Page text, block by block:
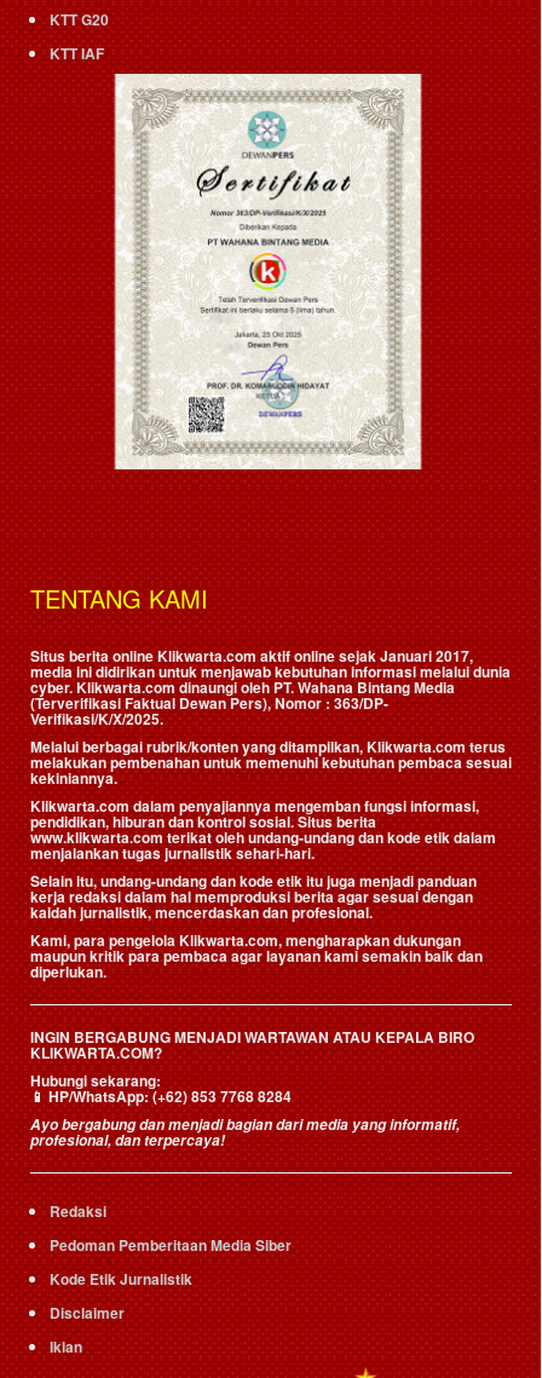
KTT G20
KTT IAF
TENTANG KAMI
Situs berita online Klikwarta.com aktif online sejak Januari 2017,
media ini didirikan untuk menjawab kebutuhan informasi melalui dunia
cyber. Klikwarta.com dinaungi oleh PT. Wahana Bintang Media
(Terverifikasi Faktual Dewan Pers), Nomor : 363/DP-
Verifikasi/K/X/2025.
Melalui berbagai rubrik/konten yang ditampilkan, Klikwarta.com terus
melakukan pembenahan untuk memenuhi kebutuhan pembaca sesuai
kekiniannya.
Klikwarta.com dalam penyajiannya mengemban fungsi informasi,
pendidikan, hiburan dan kontrol sosial. Situs berita
www.klikwarta.com terikat oleh undang-undang dan kode etik dalam
menjalankan tugas jurnalistik sehari-hari.
Selain itu, undang-undang dan kode etik itu juga menjadi panduan
kerja redaksi dalam hal memproduksi berita agar sesuai dengan
kaidah jurnalistik, mencerdaskan dan profesional.
Kami, para pengelola Klikwarta.com, mengharapkan dukungan
maupun kritik para pembaca agar layanan kami semakin baik dan
diperlukan.
INGIN BERGABUNG MENJADI WARTAWAN ATAU KEPALA BIRO
KLIKWARTA.COM?
Hubungi sekarang:
📱HP/WhatsApp:(+62) 853 7768 8284
Ayo bergabung dan menjadi bagian dari media yang informatif,
profesional, dan terpercaya!
Redaksi
Pedoman Pemberitaan Media Siber
Kode Etik Jurnalistik
Disclaimer
Iklan